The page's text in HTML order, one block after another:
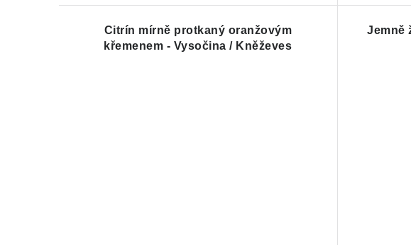
Citrín mírně protkaný oranžovým
křemenem - Vysočina / Kněževes
Jemně